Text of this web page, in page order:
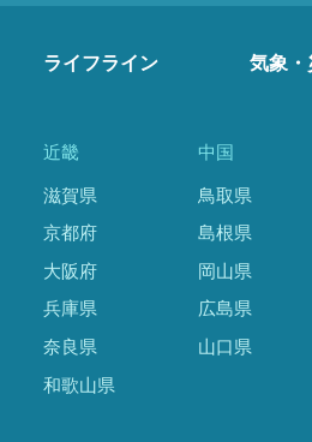
ライフライン 気象・
近畿
滋賀県
京都府
大阪府
兵庫県
奈良県
和歌山県
中国
鳥取県
島根県
岡山県
広島県
山口県